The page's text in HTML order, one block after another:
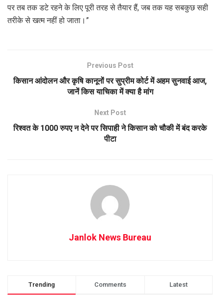
पर तब तक डटे रहने के लिए पूरी तरह से तैयार हैं, जब तक यह सबकुछ सही
तरीके से खत्म नहीं हो जाता।”
Previous Post
किसान आंदोलन और कृषि कानूनों पर सुप्रीम कोर्ट में अहम सुनवाई आज,
जानें किस याचिका में क्या है मांग
Next Post
रिश्वत के 1000 रुपए न देने पर सिपाही ने किसान को चौकी में बंद करके
पीटा
Janlok News Bureau
Trending Comments Latest